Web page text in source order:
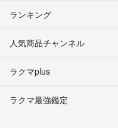
ランキング
人気商品チャンネル
ラクマplus
ラクマ最強鑑定